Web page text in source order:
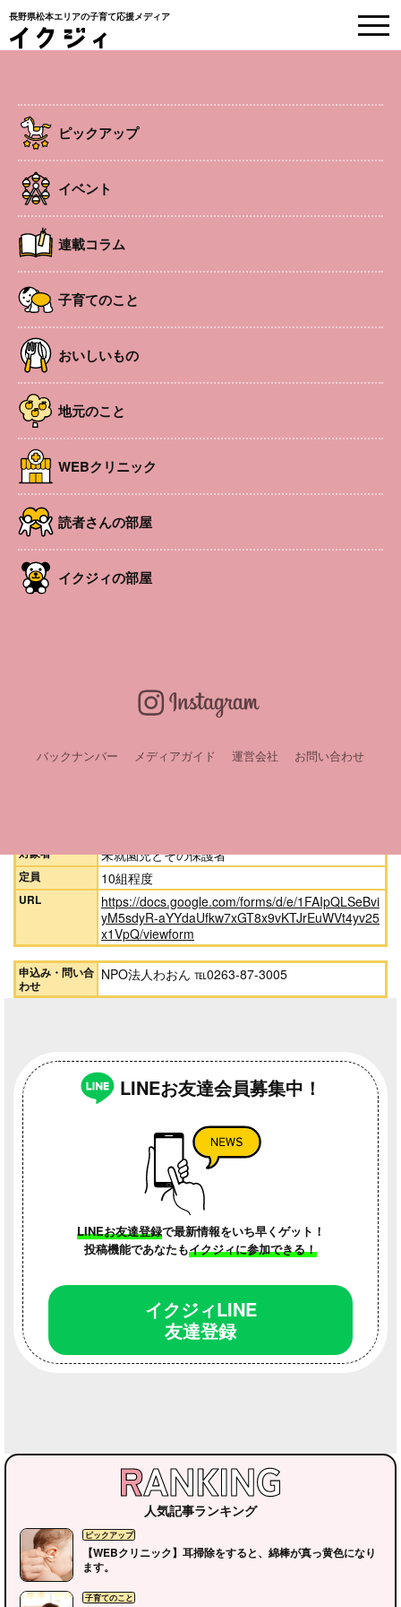
長野県松本エリアの子育て応援メディア
ピックアップ
イベント
連載コラム
子育てのこと
おいしいもの
地元のこと
WEBクリニック
読者さんの部屋
イクジィの部屋
バックナンバー メディアガイド 運営会社 お問い合わせ
EVENT
HOME
塩尻 ベビー 事前申込制
里カフェぽっかぽか
やコーヒー・紅茶などの飲み物あり。※入退場自由
2025年10月2日 , 2025年10月15日 , 2025年11月6
10:00〜15:00
対象者 未就園児とその保護者
定員 10組程度
URL
https://docs.google.com/forms/d/e/1FAIpQLSeBvi
yM5sdyR-aYYdaUfkw7xGT8x9vKTJrEuWVt4yv25
x1VpQ/viewform
申込み・問い合
わせ
NPO法人わおん ℡0263-87-3005
LINEお友達会員募集中！
LINEお友達登録で最新情報をいち早くゲット！
投稿機能であなたもイクジィに参加できる！
イクジィLINE
友達登録
人気記事ランキング
【WEBクリニック】耳掃除をすると、綿棒が真っ黄色になり
ます。